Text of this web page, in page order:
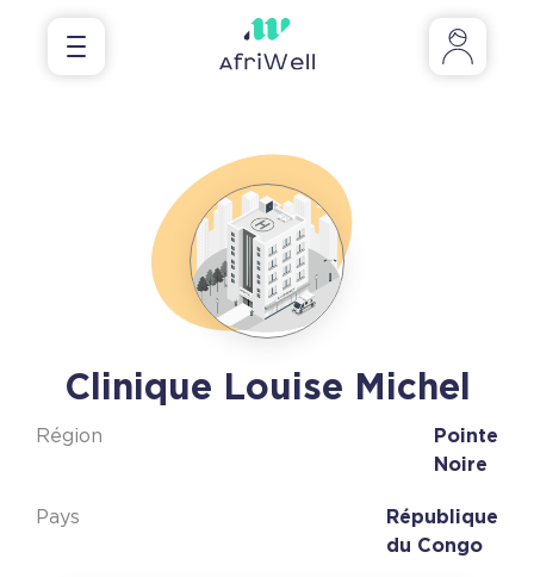
Clinique Louise Michel
Région
Pointe
Noire
Pays
République
du Congo